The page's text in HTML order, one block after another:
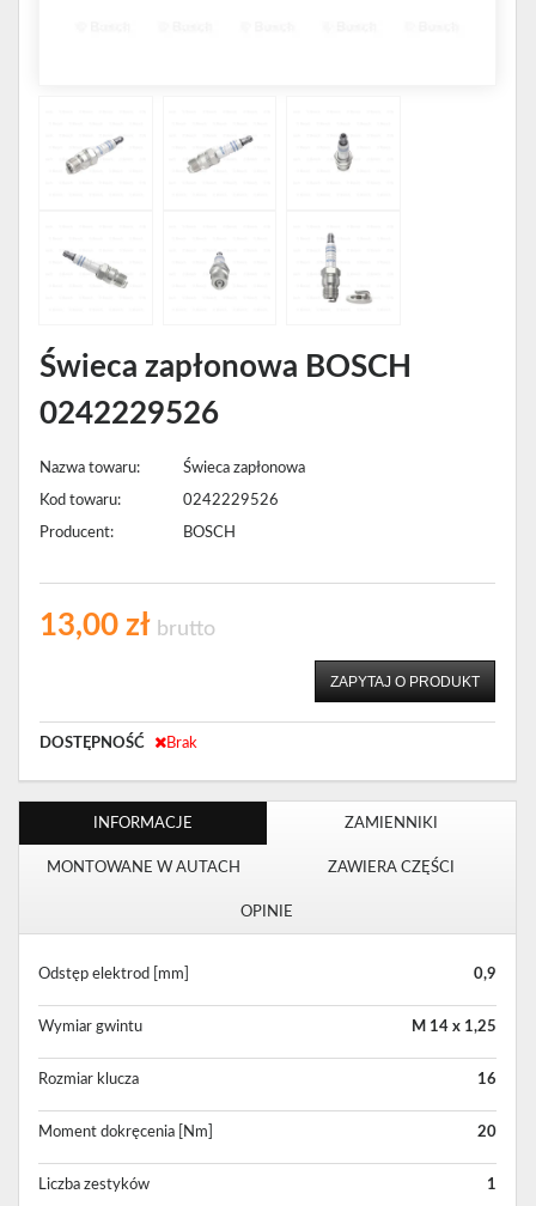
Świeca zapłonowa BOSCH
0242229526
Nazwa towaru:
Świeca zapłonowa
Kod towaru:
0242229526
Producent:
BOSCH
13,00 zł brutto
ZAPYTAJ O PRODUKT
DOSTĘPNOŚĆ Brak
INFORMACJE ZAMIENNIKI
MONTOWANE W AUTACH ZAWIERA CZĘŚCI
OPINIE
Odstęp elektrod [mm] 0,9
Wymiar gwintu M 14 x 1,25
Rozmiar klucza 16
Moment dokręcenia [Nm] 20
Liczba zestyków 1